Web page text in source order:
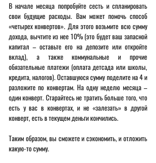
В начале месяца попробуйте сесть и спланировать
свои будущие расходы. Вам может помочь способ
«четырех конвертов». Для этого возьмите всю сумму
дохода, вычтите из нее 10% (это будет ваш запасной
капитал – оставьте его на депозите или откройте
вклад), а также коммунальные и прочие
обязательные платежи (оплата детсада или школы,
кредита, налогов). Оставшуюся сумму поделите на 4 и
разложите по конвертам. На одну неделю месяца –
один конверт. Старайтесь не тратить больше того, что
есть у вас в конвертах, и не «залезать» в другой
конверт, есть в текущем деньги кончились.
Таким образом, вы сможете и сэкономить, и отложить
какую-то сумму.